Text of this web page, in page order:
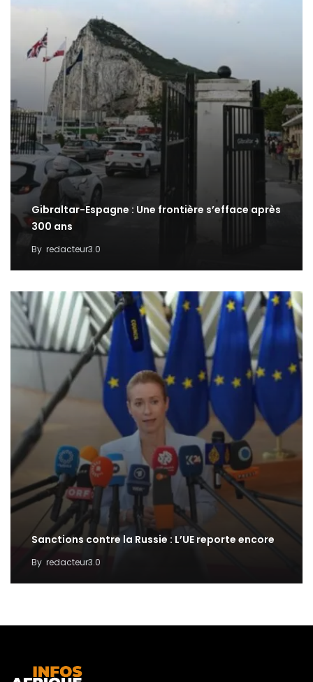
Gibraltar-Espagne : Une frontière s’efface après
300 ans
By redacteur3.0
Sanctions contre la Russie : L’UE reporte encore
By redacteur3.0